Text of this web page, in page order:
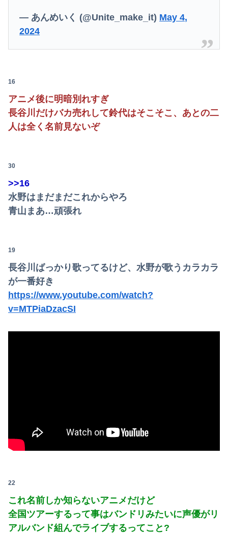
— あんめいく (@Unite_make_it) May 4,
2024
16
アニメ後に明暗別れすぎ
長谷川だけバカ売れして鈴代はそこそこ、あとの二
人は全く名前見ないぞ
30
>>16
水野はまだまだこれからやろ
青山まあ…頑張れ
19
長谷川ばっかり歌ってるけど、水野が歌うカラカラ
が一番好き
https://www.youtube.com/watch?
v=MTPiaDzacSI
22
これ名前しか知らないアニメだけど
全国ツアーするって事はバンドリみたいに声優がリ
アルバンド組んでライブするってこと?